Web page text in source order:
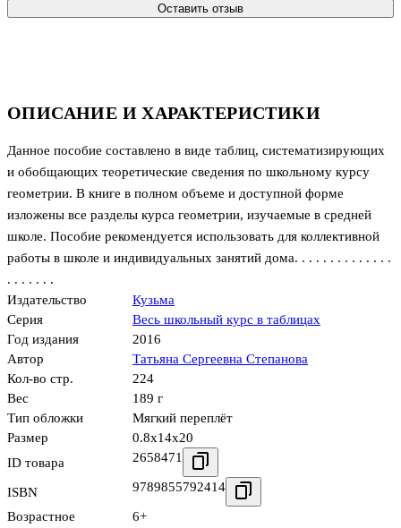
ОПИСАНИЕ И ХАРАКТЕРИСТИКИ
Данное пособие составлено в виде таблиц, систематизирующих
и обобщающих теоретические сведения по школьному курсу
геометрии. В книге в полном объеме и доступной форме
изложены все разделы курса геометрии, изучаемые в средней
школе. Пособие рекомендуется использовать для коллективной
работы в школе и индивидуальных занятий дома. . . . . . . . . . . . . .
. . . . . . .
Издательство
Кузьма
Серия
Весь школьный курс в таблицах
Год издания
2016
Автор
Татьяна Сергеевна Степанова
Кол-во стр.
224
Вес
189 г
Тип обложки
Мягкий переплёт
Размер
0.8x14x20
ID товара
2658471
ISBN 9789855792414
Возрастное 6+
Оставить отзыв